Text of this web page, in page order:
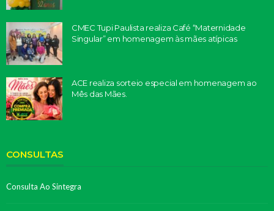
CMEC Tupi Paulista realiza Café “Maternidade
Singular” em homenagem às mães atípicas
ACE realiza sorteio especial em homenagem ao
Mês das Mães.
CONSULTAS
Consulta Ao Sintegra